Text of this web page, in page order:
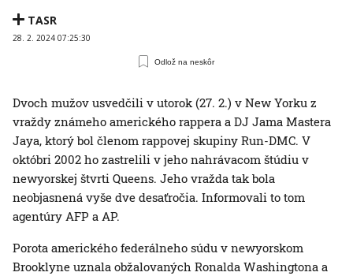
TASR
28. 2. 2024 07:25:30
Odlož na neskôr
Dvoch mužov usvedčili v utorok (27. 2.) v New Yorku z
vraždy známeho amerického rappera a DJ Jama Mastera
Jaya, ktorý bol členom rappovej skupiny Run-DMC. V
októbri 2002 ho zastrelili v jeho nahrávacom štúdiu v
newyorskej štvrti Queens. Jeho vražda tak bola
neobjasnená vyše dve desaťročia. Informovali to tom
agentúry AFP a AP.
Porota amerického federálneho súdu v newyorskom
Brooklyne uznala obžalovaných Ronalda Washingtona a